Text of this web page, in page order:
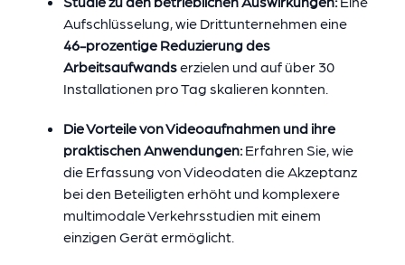
Aufschlüsselung, wie Drittunternehmen eine
46-prozentige Reduzierung des
Arbeitsaufwandserzielen und auf über 30
Installationen pro Tag skalieren konnten.
Die Vorteile von Videoaufnahmen und ihre
praktischen Anwendungen:Erfahren Sie, wie
die Erfassung von Videodaten die Akzeptanz
bei den Beteiligten erhöht und komplexere
multimodale Verkehrsstudien mit einem
einzigen Gerät ermöglicht.